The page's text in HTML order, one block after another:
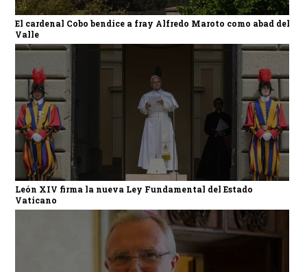
El cardenal Cobo bendice a fray Alfredo Maroto como abad del
Valle
León XIV firma la nueva Ley Fundamental del Estado
Vaticano